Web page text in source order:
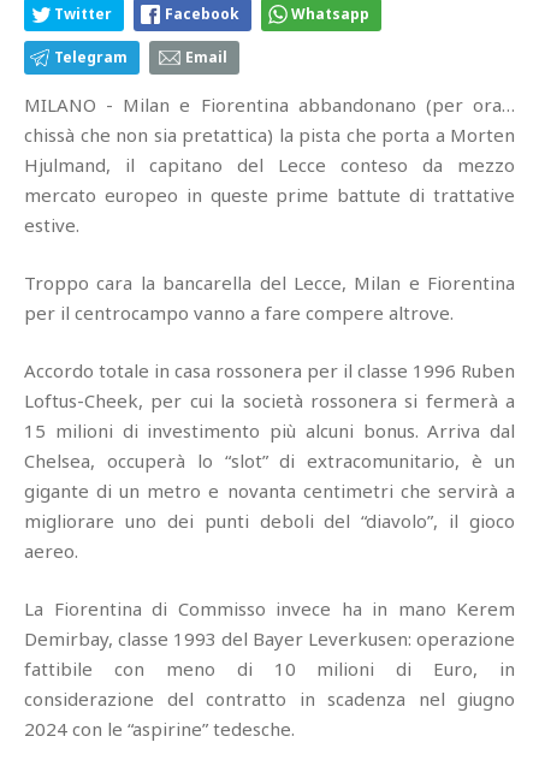
Twitter Facebook Whatsapp
Telegram Email
MILANO - Milan e Fiorentina abbandonano (per ora…
chissà che non sia pretattica) la pista che porta a Morten
Hjulmand, il capitano del Lecce conteso da mezzo
mercato europeo in queste prime battute di trattative
estive.
Troppo cara la bancarella del Lecce, Milan e Fiorentina
per il centrocampo vanno a fare compere altrove.
Accordo totale in casa rossonera per il classe 1996 Ruben
Loftus-Cheek, per cui la società rossonera si fermerà a
15 milioni di investimento più alcuni bonus. Arriva dal
Chelsea, occuperà lo “slot” di extracomunitario, è un
gigante di un metro e novanta centimetri che servirà a
migliorare uno dei punti deboli del “diavolo”, il gioco
aereo.
La Fiorentina di Commisso invece ha in mano Kerem
Demirbay, classe 1993 del Bayer Leverkusen: operazione
fattibile con meno di 10 milioni di Euro, in
considerazione del contratto in scadenza nel giugno
2024 con le “aspirine” tedesche.